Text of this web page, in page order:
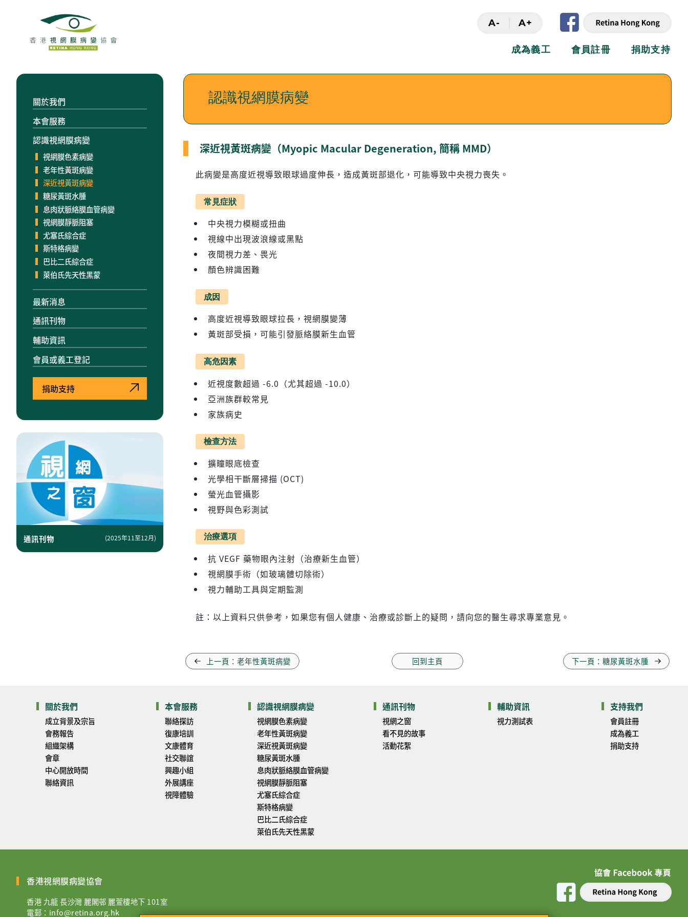
A- A+
成為義工 會員註冊 捐助支持
關於我們
本會服務
認識視網膜病變
視網膜色素病變
老年性黃斑病變
深近視黃斑病變
糖尿黃斑水腫
息肉狀脈絡膜血管病變
視網膜靜脈阻塞
尤塞氏綜合症
斯特格病變
巴比二氏綜合症
萊伯氏先天性黑蒙
最新消息
通訊刊物
輔助資訊
會員或義工登記
捐助支持
通訊刊物 (2025年11至12月)
認識視網膜病變
深近視黃斑病變（Myopic Macular Degeneration, 簡稱 MMD）
此病變是高度近視導致眼球過度伸長，造成黃斑部退化，可能導致中央視力喪失。
常見症狀
中央視力模糊或扭曲
視線中出現波浪線或黑點
夜間視力差、畏光
顏色辨識困難
成因
高度近視導致眼球拉長，視網膜變薄
黃斑部受損，可能引發脈絡膜新生血管
高危因素
近視度數超過 -6.0（尤其超過 -10.0）
亞洲族群較常見
家族病史
檢查方法
擴瞳眼底檢查
光學相干斷層掃描 (OCT)
螢光血管攝影
視野與色彩測試
治療選項
抗 VEGF 藥物眼內注射（治療新生血管）
視網膜手術（如玻璃體切除術）
視力輔助工具與定期監測
註：以上資料只供參考，如果您有個人健康、治療或診斷上的疑問，請向您的醫生尋求專業意見。
上一頁：老年性黃斑病變 回到主頁 下一頁：糖尿黃斑水腫
關於我們
成立背景及宗旨
會務報告
組織架構
會章
中心開放時間
聯絡資訊
本會服務
聯絡探訪
復康培訓
文康體育
社交聯誼
興趣小組
外展講座
視障體驗
認識視網膜病變
視網膜色素病變
老年性黃斑病變
深近視黃斑病變
糖尿黃斑水腫
息肉狀脈絡膜血管病變
視網膜靜脈阻塞
尤塞氏綜合症
斯特格病變
巴比二氏綜合症
萊伯氏先天性黑蒙
通訊刊物
視網之窗
看不見的故事
活動花絮
輔助資訊
視力測試表
支持我們
會員註冊
成為義工
捐助支持
香港視網膜病變協會
香港 九龍 長沙灣 麗閣邨 麗萱樓地下 101室
電郵： info@retina.org.hk